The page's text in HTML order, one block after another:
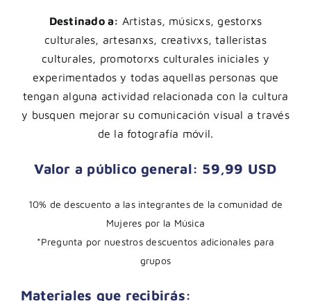
Destinado a: Artistas, músicxs, gestorxs
culturales, artesanxs, creativxs, talleristas
culturales, promotorxs culturales iniciales y
experimentados y todas aquellas personas que
tengan alguna actividad relacionada con la cultura
y busquen mejorar su comunicación visual a través
de la fotografía móvil.
Valor a público general: 59,99 USD
10% de descuento a las integrantes de la comunidad de
Mujeres por la Música
*Pregunta por nuestros descuentos adicionales para
grupos
Materiales que recibirás: